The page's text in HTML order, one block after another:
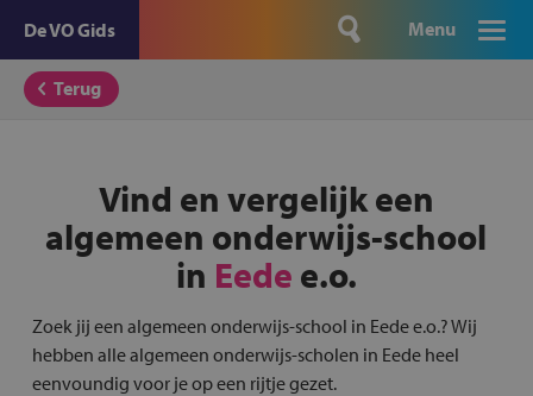
De VO Gids Menu
Terug
Vind en vergelijk een
algemeen onderwijs-school
in Eede e.o.
Zoek jij een algemeen onderwijs-school in Eede e.o.? Wij
hebben alle algemeen onderwijs-scholen in Eede heel
eenvoundig voor je op een rijtje gezet.